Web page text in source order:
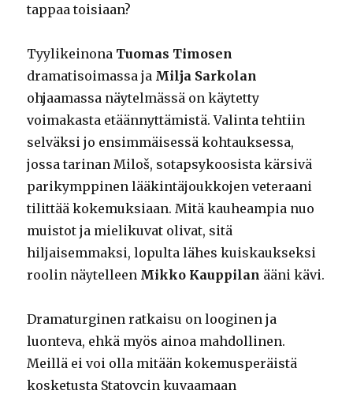
tappaa toisiaan?
Tyylikeinona Tuomas Timosen
dramatisoimassa ja Milja Sarkolan
ohjaamassa näytelmässä on käytetty
voimakasta etäännyttämistä. Valinta tehtiin
selväksi jo ensimmäisessä kohtauksessa,
jossa tarinan Miloš, sotapsykoosista kärsivä
parikymppinen lääkintäjoukkojen veteraani
tilittää kokemuksiaan. Mitä kauheampia nuo
muistot ja mielikuvat olivat, sitä
hiljaisemmaksi, lopulta lähes kuiskaukseksi
roolin näytelleen Mikko Kauppilan ääni kävi.
Dramaturginen ratkaisu on looginen ja
luonteva, ehkä myös ainoa mahdollinen.
Meillä ei voi olla mitään kokemusperäistä
kosketusta Statovcin kuvaamaan